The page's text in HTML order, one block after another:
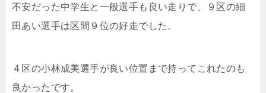
不安だった中学生と一般選手も良い走りで、９区の細
田あい選手は区間９位の好走でした。
４区の小林成美選手が良い位置まで持ってこれたのも
良かったです。